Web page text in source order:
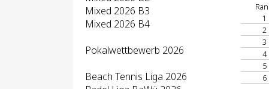
Mixed 2026 B3
Mixed 2026 B4
Pokalwettbewerb 2026
Beach Tennis Liga 2026
1
2
3
4
5
6